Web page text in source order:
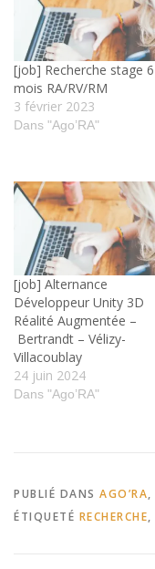
[job] Recherche stage 6
mois RA/RV/RM
3 février 2023
Dans "Ago’RA"
[job] Alternance
Développeur Unity 3D
Réalité Augmentée –
Bertrandt – Vélizy-
Villacoublay
24 juin 2024
Dans "Ago’RA"
PUBLIÉ DANS AGO’RA,
ÉTIQUETÉ RECHERCHE,